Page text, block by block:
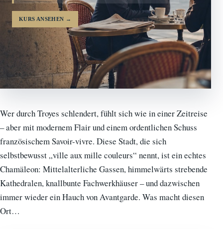
KURS ANSEHEN →
Wer durch Troyes schlendert, fühlt sich wie in einer Zeitreise
– aber mit modernem Flair und einem ordentlichen Schuss
französischem Savoir-vivre. Diese Stadt, die sich
selbstbewusst „ville aux mille couleurs“ nennt, ist ein echtes
Chamäleon: Mittelalterliche Gassen, himmelwärts strebende
Kathedralen, knallbunte Fachwerkhäuser – und dazwischen
immer wieder ein Hauch von Avantgarde. Was macht diesen
Ort…